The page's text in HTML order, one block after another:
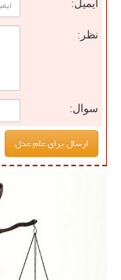
ایمیل:
نظر:
سوال: